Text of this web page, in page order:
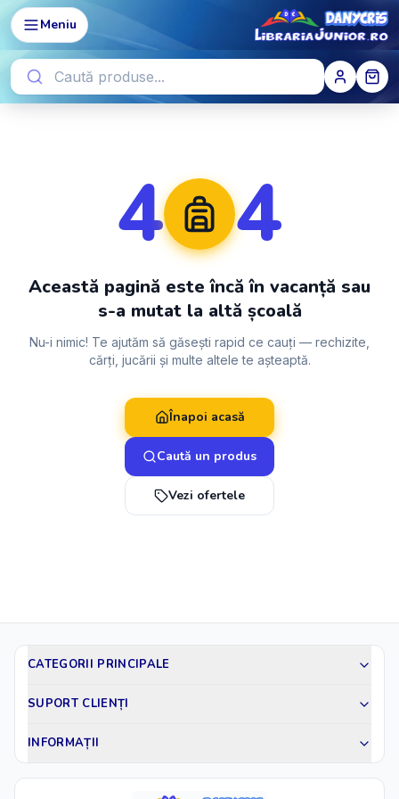
Meniu
4 4
Această pagină este încă în vacanță sau
s-a mutat la altă școală
Nu-i nimic! Te ajutăm să găsești rapid ce cauți — rechizite,
cărți, jucării și multe altele te așteaptă.
Înapoi acasă
Caută un produs
Vezi ofertele
CATEGORII PRINCIPALE
SUPORT CLIENȚI
INFORMAȚII